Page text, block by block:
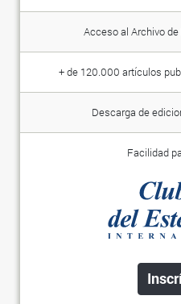
Acceso al Archivo de
+ de 120.000 artículos
Descarga de
Facilidad